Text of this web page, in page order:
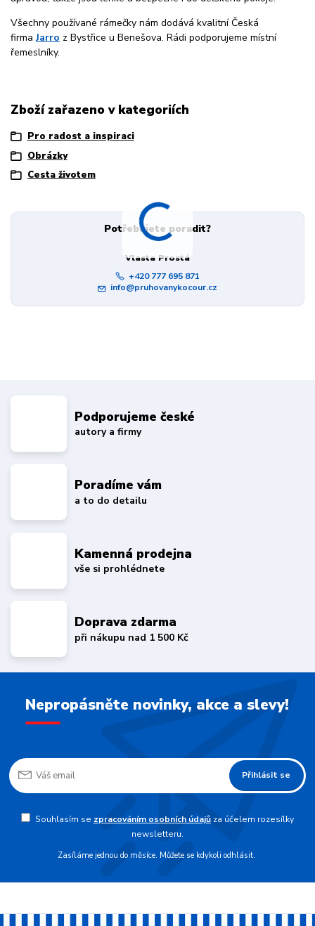
Všechny používané rámečky nám dodává kvalitní Česká
firmaJarro z Bystřice u Benešova. Rádi podporujeme místní
řemeslníky.
Zboží zařazeno v kategoriích
Pro radost a inspiraci
Obrázky
Cesta životem
Potřebujete poradit?
Vlasta Prostá
+420 777 695 871
info@pruhovanykocour.cz
Podporujeme české
autory a firmy
Poradíme vám
a to do detailu
Kamenná prodejna
vše si prohlédnete
Doprava zdarma
při nákupu nad 1 500 Kč
Nepropásněte novinky, akce a slevy!
Přihlásit se
Souhlasím se zpracováním osobních údajůza účelem rozesílky
newsletteru.
Zasíláme jednou do měsíce. Můžete se kdykoli odhlásit.